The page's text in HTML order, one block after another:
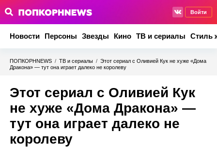
Войти
Новости Персоны Звезды Кино ТВ и сериалы Стиль
ПОПКОРНNEWS / ТВ и сериалы / Этот сериал с Оливией Кук не хуже «Дома
Дракона» — тут она играет далеко не королеву
Этот сериал с Оливией Кук
не хуже «Дома Дракона» —
тут она играет далеко не
королеву